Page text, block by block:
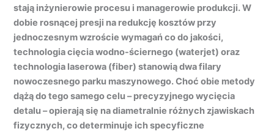
stają inżynierowie procesu i managerowie produkcji. W
dobie rosnącej presji na redukcję kosztów przy
jednoczesnym wzroście wymagań co do jakości,
technologia cięcia wodno-ściernego (waterjet) oraz
technologia laserowa (fiber) stanowią dwa filary
nowoczesnego parku maszynowego. Choć obie metody
dążą do tego samego celu – precyzyjnego wycięcia
detalu – opierają się na diametralnie różnych zjawiskach
fizycznych, co determinuje ich specyficzne